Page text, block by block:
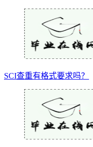
SCI查重有格式要求吗？